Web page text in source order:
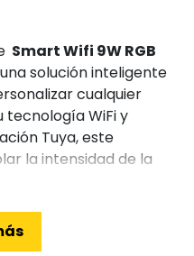
Smart Wifi 9W RGB
solución inteligente
cualquier
tecnología WiFi y
Tuya, este
la intensidad de la
eficiente y